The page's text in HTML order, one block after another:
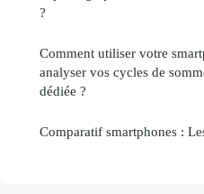
?
Comment utiliser votre
analyser vos cycles de
dédiée ?
Comparatif smartphones :